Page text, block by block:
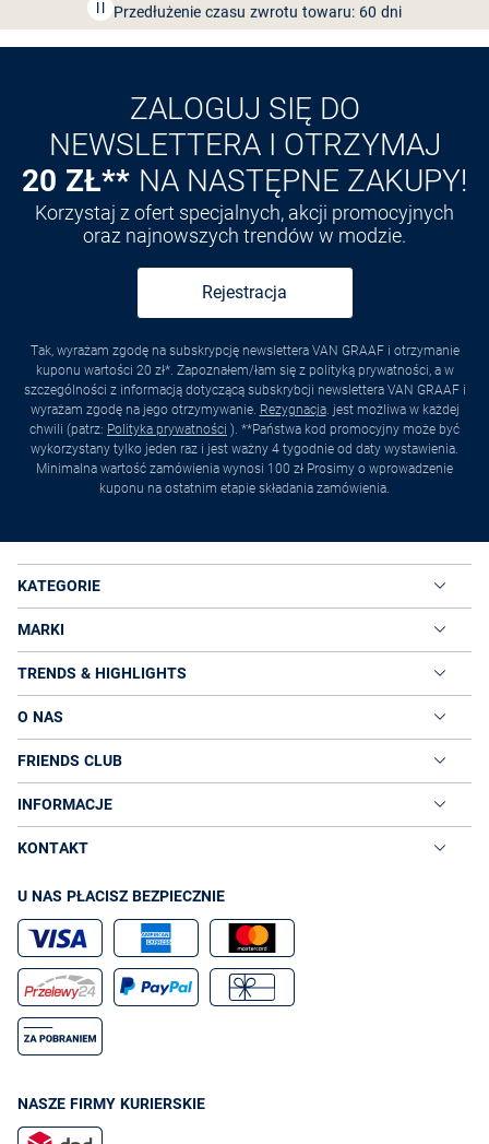
Przedłużenie czasu zwrotu towaru: 60 dni
Odkryj aplikację VANGRAAF
ZALOGUJ SIĘ DO
NEWSLETTERA I OTRZYMAJ
20 ZŁ** NA NASTĘPNE ZAKUPY!
Korzystaj z ofert specjalnych, akcji promocyjnych
oraz najnowszych trendów w modzie.
Rejestracja
Tak, wyrażam zgodę na subskrypcję newslettera VAN GRAAF i otrzymanie
kuponu wartości 20 zł*. Zapoznałem/łam się z polityką prywatności, a w
szczególności z informacją dotyczącą subskrybcji newslettera VAN GRAAF i
wyrażam zgodę na jego otrzymywanie. Rezygnacja. jest możliwa w każdej
chwili (patrz: Polityka prywatności ). **Państwa kod promocyjny może być
wykorzystany tylko jeden raz i jest ważny 4 tygodnie od daty wystawienia.
Minimalna wartość zamówienia wynosi 100 zł Prosimy o wprowadzenie
kuponu na ostatnim etapie składania zamówienia.
KATEGORIE
MARKI
TRENDS & HIGHLIGHTS
O NAS
FRIENDS CLUB
INFORMACJE
KONTAKT
U NAS PŁACISZ BEZPIECZNIE
NASZE FIRMY KURIERSKIE